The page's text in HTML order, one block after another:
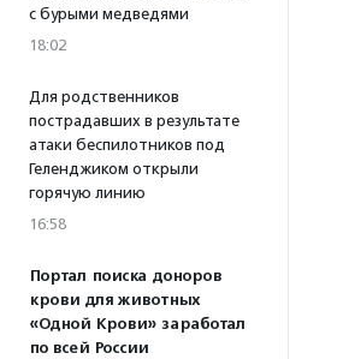
с бурыми медведями
18:02
Для родственников
пострадавших в результате
атаки беспилотников под
Геленджиком открыли
горячую линию
16:58
Портал поиска доноров
крови для животных
«Одной Крови» заработал
по всей России